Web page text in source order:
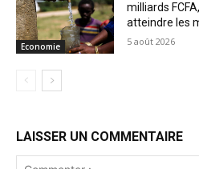
Economie
milliards
atteindre les
5 août 2026
LAISSER UN COMMENTAIRE